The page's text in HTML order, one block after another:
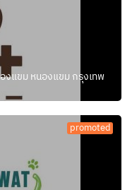
แขม หนองแขม กรุงเทพ
promoted